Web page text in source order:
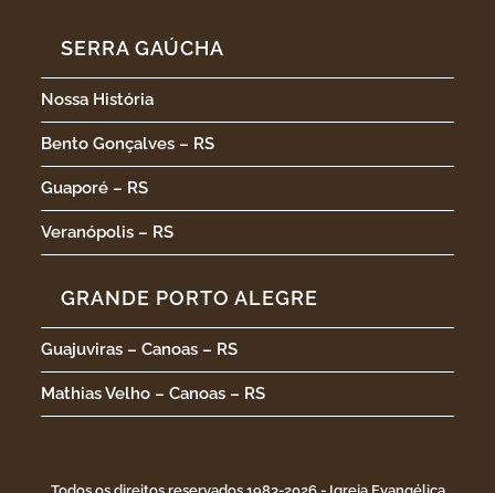
SERRA GAÚCHA
Nossa História
Bento Gonçalves – RS
Guaporé – RS
Veranópolis – RS
GRANDE PORTO ALEGRE
Guajuviras – Canoas – RS
Mathias Velho – Canoas – RS